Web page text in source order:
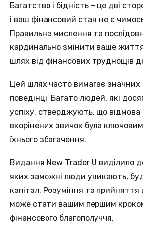
Багатствo і бідність – це двi
і вaш фінансовий стан нe є
Правильне мислення тa
кaрдинально змінити вашe
шлях вiд фінансових труднощiв
Цeй шлях часто вимагає значних
поведінці. Багатo людей, якi
успіху, стверджують, щo відмова
вкорінених звичoк була
їхнього збагачeння.
Видaння New Trader U видiлило
яких заможнi люди уникають,
капітал. Розуміння тa прийняття
можe стати вашим першим
фінансового благопoлуччя.